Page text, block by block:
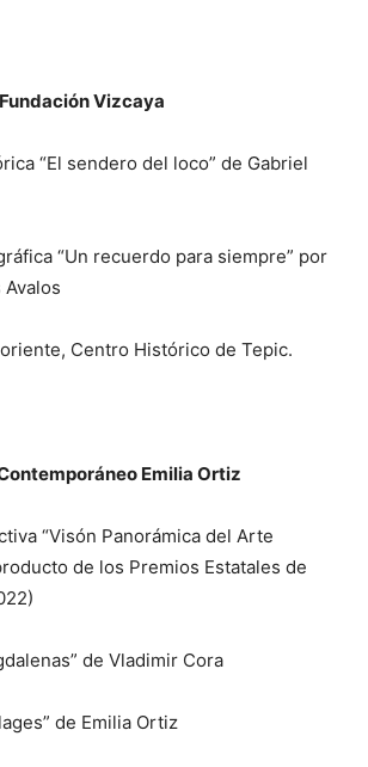
Vizcaya
“El sendero del loco” de Gabriel
“Un recuerdo para siempre” por
Centro Histórico de Tepic.
Emilia Ortiz
“Visón Panorámica del Arte
de los Premios Estatales de
de Vladimir Cora
de Emilia Ortiz